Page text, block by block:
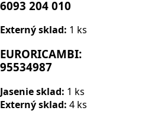
6093 204 010
Externý sklad: 1 ks
EURORICAMBI:
95534987
Jasenie sklad: 1 ks
Externý sklad: 4 ks